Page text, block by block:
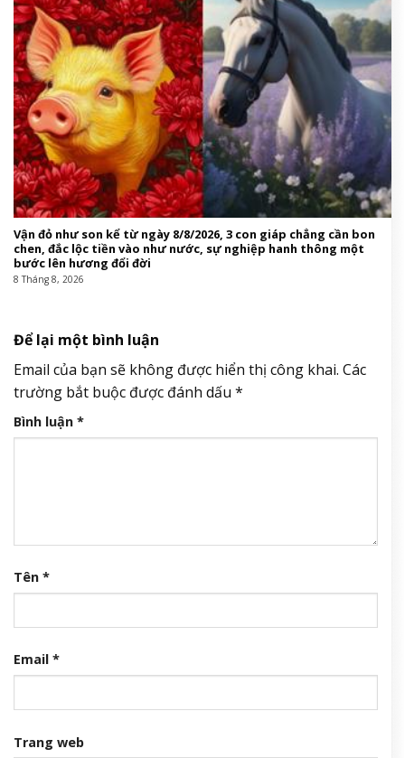
Vận đỏ như son kể từ ngày 8/8/2026, 3 con giáp chẳng cần bon
chen, đắc lộc tiền vào như nước, sự nghiệp hanh thông một
bước lên hương đổi đời
8 Tháng 8, 2026
Để lại một bình luận
Email của bạn sẽ không được hiển thị công khai. Các
trường bắt buộc được đánh dấu *
Bình luận *
Tên *
Email *
Trang web